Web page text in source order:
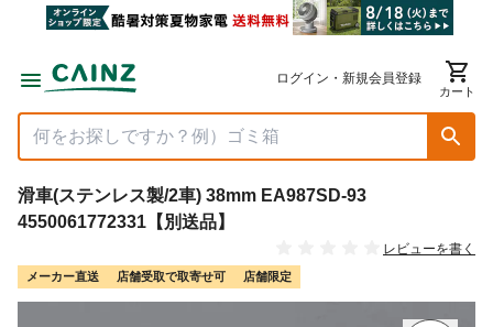
ログイン・新規会員登録
カート
滑車(ステンレス製/2車) 38mm EA987SD-93
4550061772331【別送品】
レビューを書く
メーカー直送 店舗受取で取寄せ可 店舗限定